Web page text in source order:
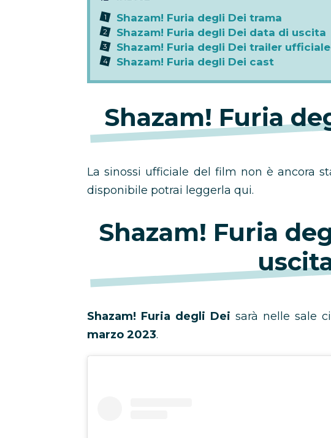
Shazam! Furia degli Dei trama
Shazam! Furia degli Dei data di uscita
Shazam! Furia degli Dei trailer ufficiale
Shazam! Furia degli Dei cast
Shazam! Furia
La sinossi ufficiale del film non è ancora
disponibile potrai leggerla qui.
Shazam! Furia
Shazam! Furia degli Dei sarà nelle sale
marzo 2023.